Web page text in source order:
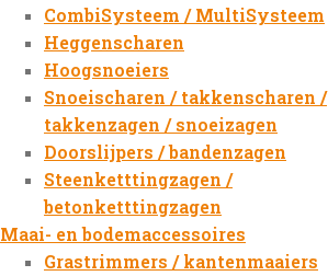
CombiSysteem / MultiSysteem
Heggenscharen
Hoogsnoeiers
Snoeischaren / takkenscharen /
takkenzagen / snoeizagen
Doorslijpers / bandenzagen
Steenketttingzagen /
betonketttingzagen
Maai- en bodemaccessoires
Grastrimmers / kantenmaaiers